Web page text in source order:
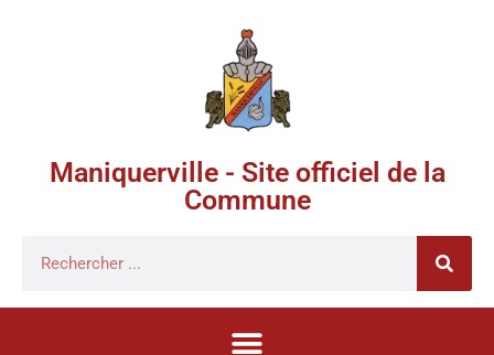
Maniquerville - Site officiel de la
Commune